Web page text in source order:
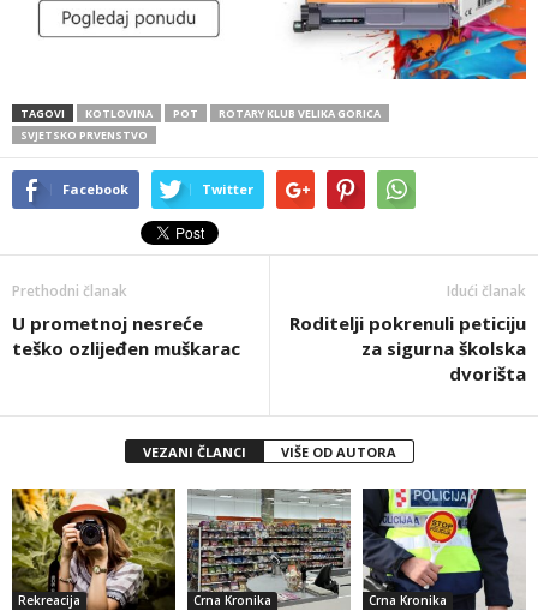
TAGOVI KOTLOVINA POT
ROTARY KLUB VELIKA GORICA
SVJETSKO PRVENSTVO
Facebook Twitter
Prethodni članak
U prometnoj nesreće
teško ozlijeđen muškarac
Idući članak
Roditelji pokrenuli peticiju
za sigurna školska
dvorišta
VEZANI ČLANCI VIŠE OD AUTORA
Rekreacija Crna Kronika Crna Kronika